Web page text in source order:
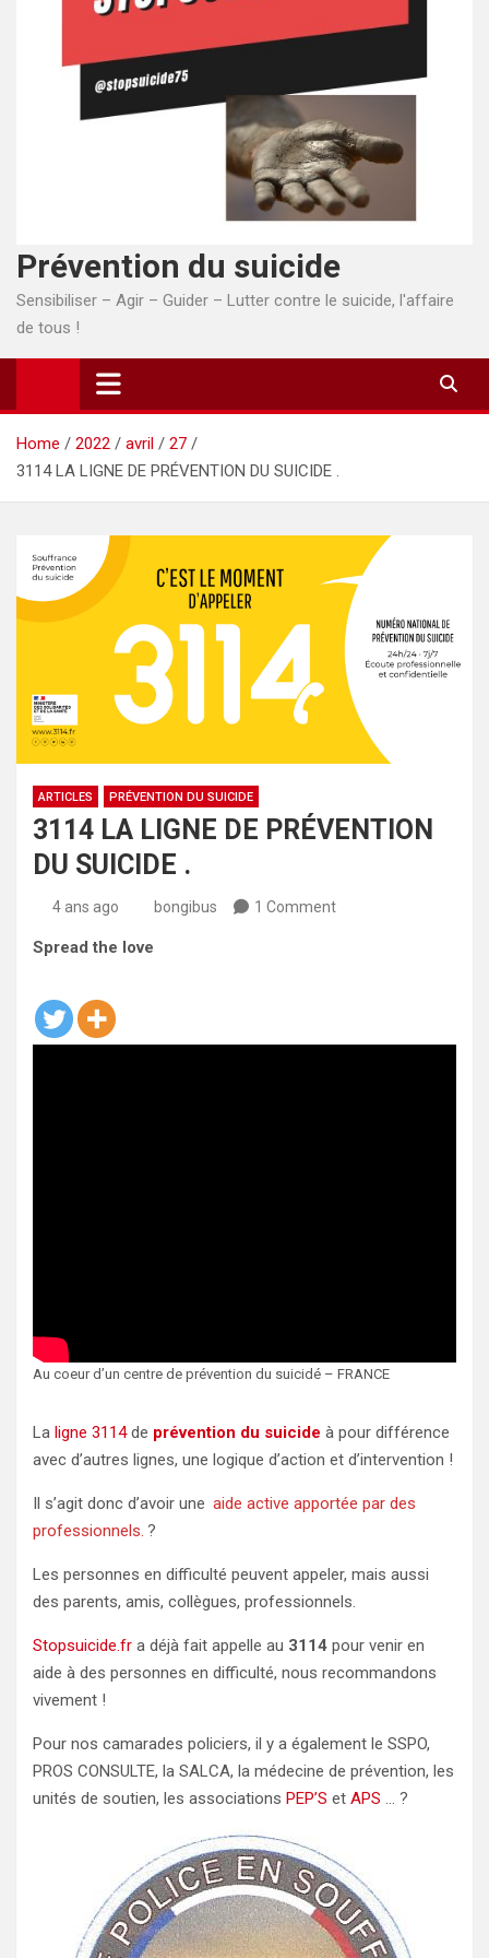
Prévention du suicide
Sensibiliser – Agir – Guider – Lutter contre le suicide, l'affaire
de tous !
Home 2022 avril
27
3114 LA LIGNE DE PRÉVENTION DU SUICIDE .
ARTICLES PRÉVENTION DU SUICIDE
3114 LA LIGNE DE PRÉVENTION
DU SUICIDE .
4 ans ago bongibus 1 Comment
Spread the love
Au coeur d’un centre de prévention du suicidé – FRANCE
La ligne 3114de prévention du suicide à pour différence
avec d’autres lignes, une logique d’action et d’intervention !
Il s’agit donc d’avoir une aide active apportée par des
professionnels. ?️
Les personnes en difficulté peuvent appeler, mais aussi
des parents, amis, collègues, professionnels.
Stopsuicide.fr a déjà fait appelle au 3114 pour venir en
aide à des personnes en difficulté, nous recommandons
vivement !
Pour nos camarades policiers, il y a également le SSPO,
PROS CONSULTE, la SALCA, la médecine de prévention, les
unités de soutien, les associations PEP’S et APS … ?️